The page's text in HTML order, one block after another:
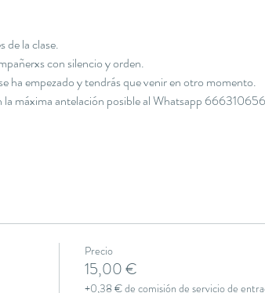
de la clase.
con silencio y orden.
ha empezado y tendrás que venir en otro momento.
la máxima antelación posible al Whatsapp
Precio
15,00 €
+0,38 € de comisión de servicio de